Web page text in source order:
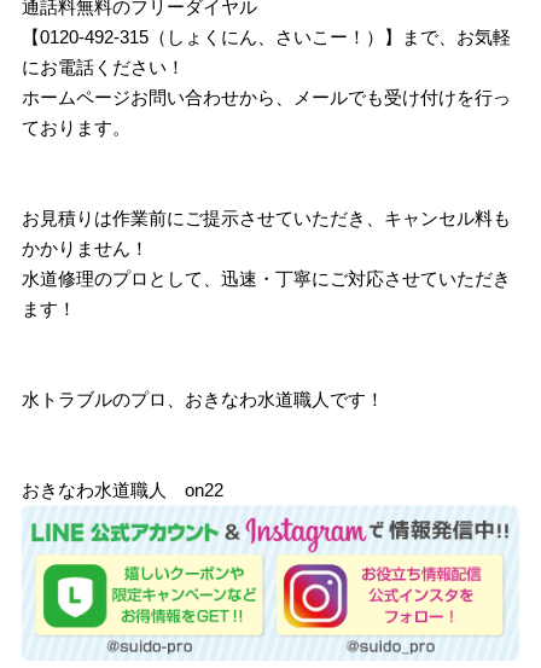
通話料無料のフリーダイヤル
【0120-492-315（しょくにん、さいこー！）】まで、お気軽
にお電話ください！
ホームページお問い合わせから、メールでも受け付けを行っ
ております。
お見積りは作業前にご提示させていただき、キャンセル料も
かかりません！
水道修理のプロとして、迅速・丁寧にご対応させていただき
ます！
水トラブルのプロ、おきなわ水道職人です！
おきなわ水道職人 on22